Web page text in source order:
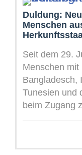
Duldung:
Menschen
Seit dem 29.
Menschen mit
Bangladesch,
Tunesien und
beim Zugang
Erweiterung